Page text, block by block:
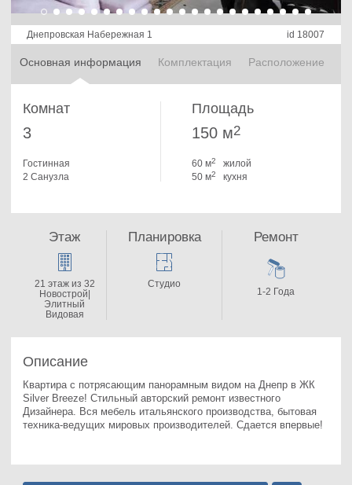
Днепровская Набережная 1 id 18007
Основная информация Комплектация Расположение
Комнат
3
Гостинная
2 Санузла
Площадь
150 м2
60 м2
жилой
50 м2 кухня
Описание
Квартира с потрясающим панорамным видом на Днепр в ЖК
Silver Breeze! Стильный авторский ремонт известного
Дизайнера. Вся мебель итальянского производства, бытовая
техника-ведущих мировых производителей. Сдается впервые!
Этаж
21 этаж из 32
Новострой|
Элитный
Видовая
Планировка
Студио
Ремонт
1-2 Года